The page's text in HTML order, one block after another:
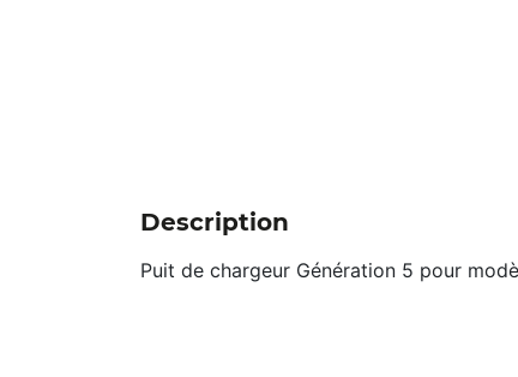
Description
Puit de chargeur Génération 5 pour